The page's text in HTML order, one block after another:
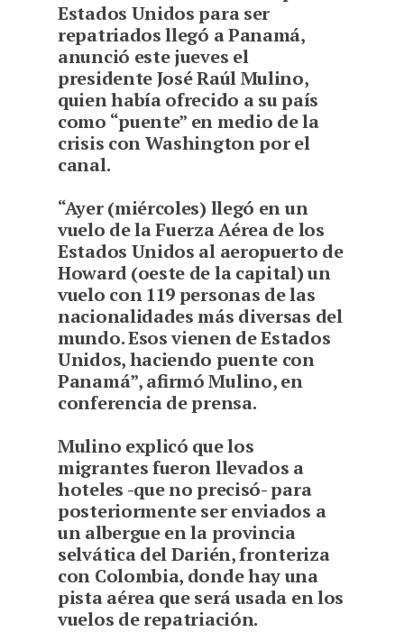
Estados Unidos para ser
repatriados llegó a Panamá,
anunció este jueves el
presidente José Raúl Mulino,
quien había ofrecido a su país
como “puente” en medio de la
crisis con Washington por el
canal.
“Ayer (miércoles) llegó en un
vuelo de la Fuerza Aérea de los
Estados Unidos al aeropuerto de
Howard (oeste de la capital) un
vuelo con 119 personas de las
nacionalidades más diversas del
mundo. Esos vienen de Estados
Unidos, haciendo puente con
Panamá”, afirmó Mulino, en
conferencia de prensa.
Mulino explicó que los
migrantes fueron llevados a
hoteles -que no precisó- para
posteriormente ser enviados a
un albergue en la provincia
selvática del Darién, fronteriza
con Colombia, donde hay una
pista aérea que será usada en los
vuelos de repatriación.